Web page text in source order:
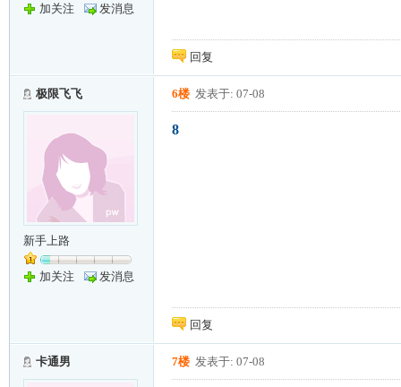
加关注 发消息
回复
极限飞飞
新手上路
加关注 发消息
6楼 发表于: 07-08
8
回复
卡通男 7楼 发表于: 07-08